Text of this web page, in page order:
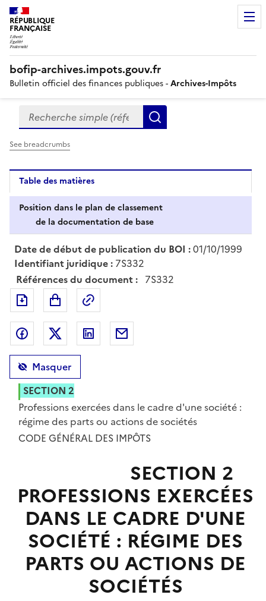
RÉPUBLIQUE
FRANÇAISE
bofip-archives.impots.gouv.fr
Bulletin officiel des finances publiques -Archives-Impôts
Formulaire
de
recherche
Recherche simple (références, mots clés, partie du
See breadcrumbs
Table des matières
Position dans le plan de classement
de la documentation de base
Date de début de publication du BOI :01/10/1999
Identifiant juridique : 7S332
Références du document : 7S332
Exporter le document au format pdf
Partager sur Facebook
Partager sur Twitter
Partager sur LinkedIn
Masquer
SECTION 2
Professions exercées dans le cadre d'une société :
régime des parts ou actions de sociétés
TEXTES
CODE GÉNÉRAL DES IMPÔTS
SECTION 2
PROFESSIONS EXERCÉES
DANS LE CADRE D'UNE
SOCIÉTÉ : RÉGIME DES
PARTS OU ACTIONS DE
SOCIÉTÉS